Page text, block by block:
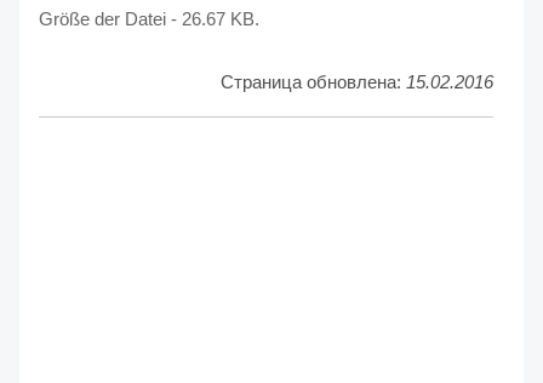
Größe der Datei - 26.67 KB.
Страница обновлена: 15.02.2016